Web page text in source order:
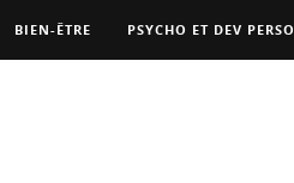
BIEN-ÊTRE PSYCHO ET DEV PERSO